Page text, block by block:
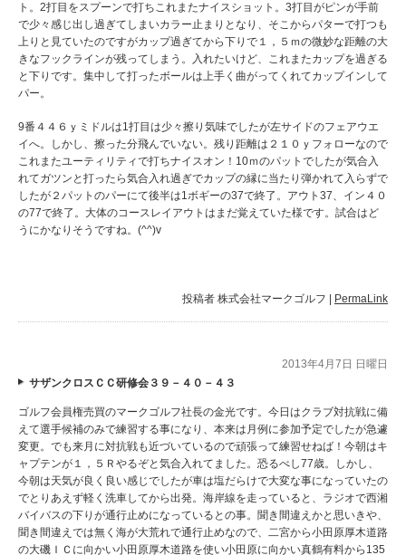
ト。2打目をスプーンで打ちこれまたナイスショット。3打目がピンが手前
で少々感じ出し過ぎてしまいカラー止まりとなり、そこからパターで打つも
上りと見ていたのですがカップ過ぎてから下りで１，５ｍの微妙な距離の大
きなフックラインが残ってしまう。入れたいけど、これまたカップを過ぎる
と下りです。集中して打ったボールは上手く曲がってくれてカップインして
パー。
9番４４６ｙミドルは1打目は少々擦り気味でしたが左サイドのフェアウエ
イへ。しかし、擦った分飛んでいない。残り距離は２１０ｙフォローなので
これまたユーティリティで打ちナイスオン！10ｍのパットでしたが気合入
れてガツンと打ったら気合入れ過ぎでカップの縁に当たり弾かれて入らずで
したが２パットのパーにて後半は1ボギーの37で終了。アウト37、イン４０
の77で終了。大体のコースレイアウトはまだ覚えていた様です。試合はど
うにかなりそうですね。(^^)v
投稿者 株式会社マークゴルフ PermaLink
2013年4月7日 日曜日
サザンクロスＣＣ研修会３９－４０－４３
ゴルフ会員権売買のマークゴルフ社長の金光です。今日はクラブ対抗戦に備
えて選手候補のみで練習する事になり、本来は月例に参加予定でしたが急遽
変更。でも来月に対抗戦も近づいているので頑張って練習せねば！今朝はキ
ャプテンが１，５Ｒやるぞと気合入れてました。恐るべし77歳。しかし、
今朝は天気が良く良い感じでしたが車は塩だらけで大変な事になっていたの
でとりあえず軽く洗車してから出発。海岸線を走っていると、ラジオで西湘
バイバスの下りが通行止めになっているとの事。聞き間違えかと思いきや、
聞き間違えでは無く海が大荒れで通行止めなので、二宮から小田原厚木道路
の大磯ＩＣに向かい小田原厚木道路を使い小田原に向かい真鶴有料から135